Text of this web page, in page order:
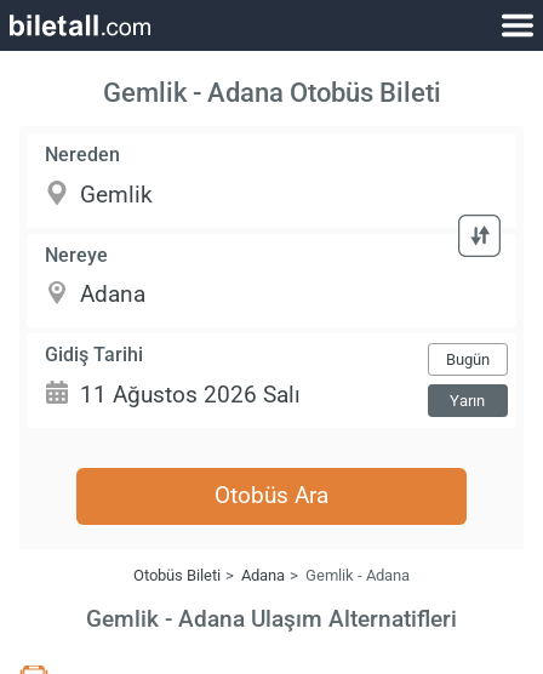
Gemlik - Adana Otobüs Bileti
Nereden
Nereye
Gidiş Tarihi Bugün
Yarın
Otobüs Ara
Otobüs Bileti Adana Gemlik - Adana
Gemlik - Adana Ulaşım Alternatifleri